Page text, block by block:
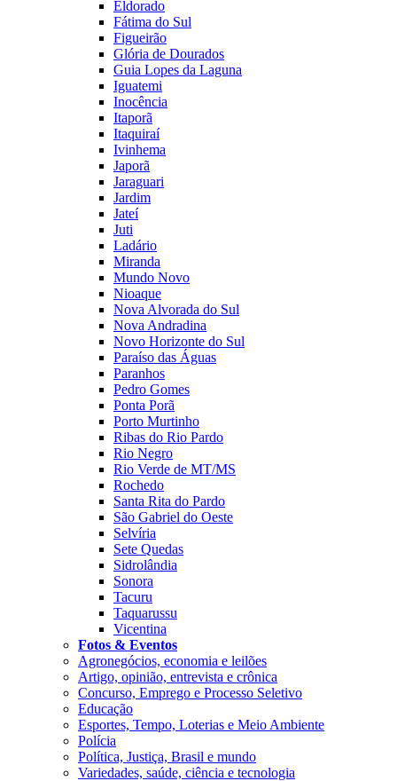
Eldorado
Fátima do Sul
Figueirão
Glória de Dourados
Guia Lopes da Laguna
Iguatemi
Inocência
Itaporã
Itaquiraí
Ivinhema
Japorã
Jaraguari
Jardim
Jateí
Juti
Ladário
Miranda
Mundo Novo
Nioaque
Nova Alvorada do Sul
Nova Andradina
Novo Horizonte do Sul
Paraíso das Águas
Paranhos
Pedro Gomes
Ponta Porã
Porto Murtinho
Ribas do Rio Pardo
Rio Negro
Rio Verde de MT/MS
Rochedo
Santa Rita do Pardo
São Gabriel do Oeste
Selvíria
Sete Quedas
Sidrolândia
Sonora
Tacuru
Taquarussu
Vicentina
Fotos & Eventos
Agronegócios, economia e leilões
Artigo, opinião, entrevista e crônica
Concurso, Emprego e Processo Seletivo
Educação
Esportes, Tempo, Loterias e Meio Ambiente
Polícia
Política, Justiça, Brasil e mundo
Variedades, saúde, ciência e tecnologia